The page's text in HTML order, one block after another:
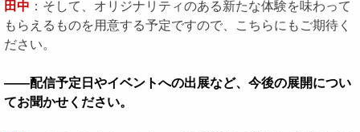
田中 ：そして、オリジナリティのある新たな体験を味わって
もらえるものを用意する予定ですので、こちらにもご期待く
ださい。
――配信予定日やイベントへの出展など、今後の展開につい
てお聞かせください。